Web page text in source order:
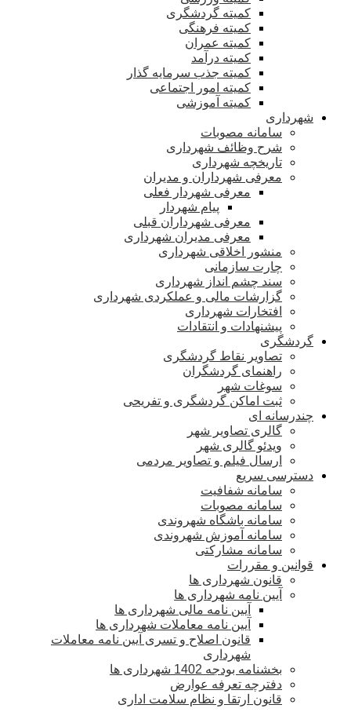
کمیته گردشگری
کمیته فرهنگی
کمیته عمران
کمیته درآمد
کمیته جذب سرمایه گذار
کمیته امور اجتماعی
کمیته آموزشی
شهرداری
سامانه مصوبات
شرح وظائف شهرداری
تاریخچه شهرداری
معرفی شهرداران و مدیران
معرفی شهردار فعلی
پیام شهردار
معرفی شهرداران قبلی
معرفی مدیران شهرداری
منشور اخلاقی شهرداری
چارت سازمانی
سند چشم انداز شهرداری
گزارشات مالی و عملکردی شهرداری
افتخارات شهرداری
پیشنهادات و انتقادات
گردشگری
تصاویر نقاط گردشگری
راهنمای گردشگران
سوغات شهر
ثبت اماکن گردشگری و تفریحی
چندرسانه ای
گالری تصاویر شهر
ویدئو گالری شهر
ارسال فیلم و تصاویر مردمی
دسترسی سریع
سامانه شفافیت
سامانه مصوبات
سامانه باشگاه شهروندی
سامانه آموزش شهروندی
سامانه مشارکتی
قوانین و مقررات
قانون شهرداری ها
آیین نامه شهرداری ها
آیین نامه مالی شهرداری ها
آیین نامه معاملات شهرداری ها
قانون اصلاح و تسری آیین نامه معاملات
شهرداری
بخشنامه بودجه 1402 شهرداری ها
دفترچه تعرفه عوارض
قانون ارتقا و نظام سلامت اداری